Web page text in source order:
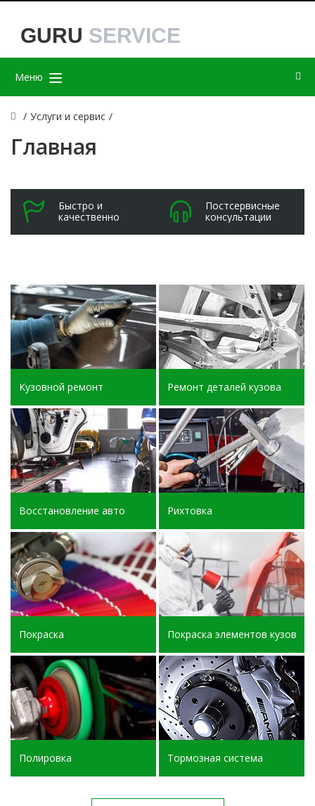
GURU SERVICE
Меню
/ Услуги и сервис /
Главная
Быстро и
качественно
Постсервисные
консультации
Кузовной ремонт Ремонт деталей кузова
Восстановление авто Рихтовка
Покраска Покраска элементов кузова
Полировка Тормозная система